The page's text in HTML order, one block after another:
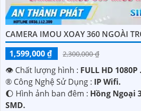
CAMERA IMOU XOAY 360 NGOÀI
1,599,000 ₫
2,300,000 ₫
👁 Chất lượng hình : FULL HD 1080P .
®️ Công Nghệ Sử Dụng : IP Wifi.
🌔 Hình ảnh ban đêm : Hồng Ngoại
SMD.